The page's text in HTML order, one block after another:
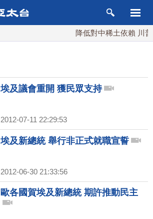
降低對中稀土依賴 川普
埃及議會重開 獲民眾支持
2012-07-11 22:29:53
埃及新總統 舉行非正式就職宣誓
2012-06-30 21:33:56
歐各國賀埃及新總統 期許推動民主